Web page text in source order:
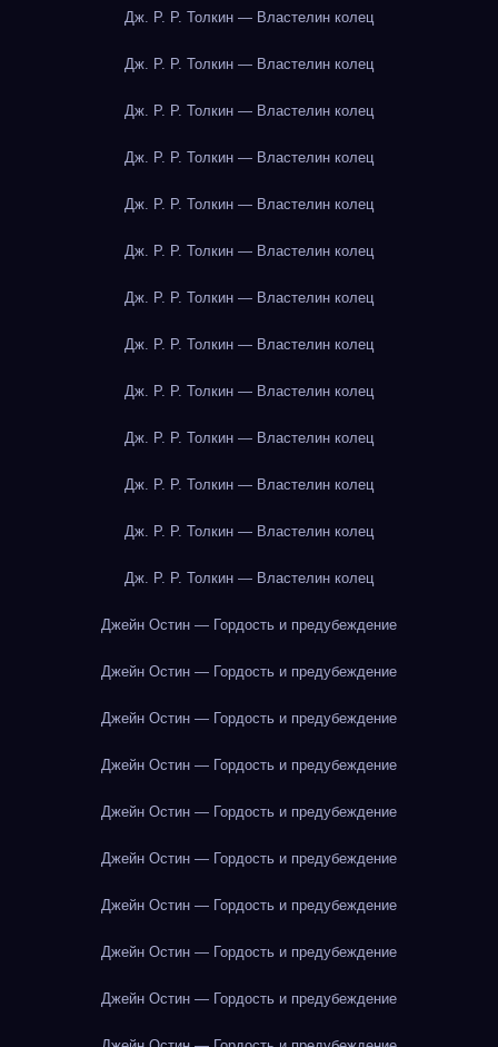
Дж. Р. Р. Толкин — Властелин колец
Дж. Р. Р. Толкин — Властелин колец
Дж. Р. Р. Толкин — Властелин колец
Дж. Р. Р. Толкин — Властелин колец
Дж. Р. Р. Толкин — Властелин колец
Дж. Р. Р. Толкин — Властелин колец
Дж. Р. Р. Толкин — Властелин колец
Дж. Р. Р. Толкин — Властелин колец
Дж. Р. Р. Толкин — Властелин колец
Дж. Р. Р. Толкин — Властелин колец
Дж. Р. Р. Толкин — Властелин колец
Дж. Р. Р. Толкин — Властелин колец
Дж. Р. Р. Толкин — Властелин колец
Джейн Остин — Гордость и предубеждение
Джейн Остин — Гордость и предубеждение
Джейн Остин — Гордость и предубеждение
Джейн Остин — Гордость и предубеждение
Джейн Остин — Гордость и предубеждение
Джейн Остин — Гордость и предубеждение
Джейн Остин — Гордость и предубеждение
Джейн Остин — Гордость и предубеждение
Джейн Остин — Гордость и предубеждение